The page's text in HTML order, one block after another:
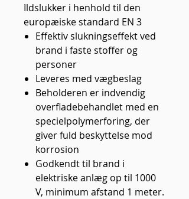
Ildslukker i henhold til den
europæiske standard EN 3
Effektiv slukningseffekt ved
brand i faste stoffer og
personer
Leveres med vægbeslag
Beholderen er indvendig
overfladebehandlet med en
specielpolymerforing, der
giver fuld beskyttelse mod
korrosion
Godkendt til brand i
elektriske anlæg op til 1000
V, minimum afstand 1 meter.